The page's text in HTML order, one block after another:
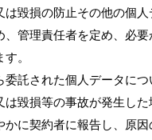
は毀損の防止その他の個人
、管理責任者を定め、必要
。
委託された個人データにつ
は毀損等の事故が発生した
かに契約者に報告し、原因